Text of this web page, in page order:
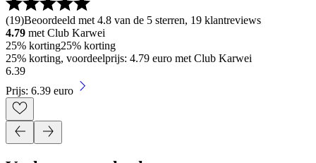
(19)Beoordeeld met 4.8 van de 5 sterren, 19 klantreviews
4.79 met Club Karwei
25% korting25% korting
25% korting, voordeelprijs: 4.79 euro met Club Karwei
6.39
Prijs: 6.39 euro